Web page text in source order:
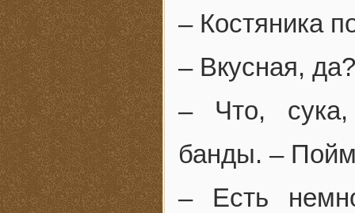
– Костяника
– Вкусная,
– Что, сука,
банды. –
– Есть